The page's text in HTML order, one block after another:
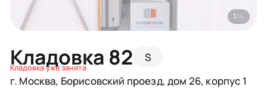
Кладовка 82 S
Кладовка уже занята
г. Москва, Борисовский проезд, дом 26, корпус 1
1/4